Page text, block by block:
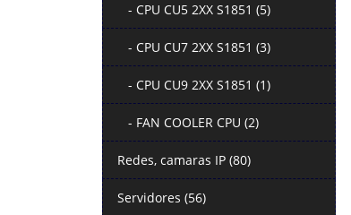
- CPU CU5 2XX S1851 (5)
- CPU CU7 2XX S1851 (3)
- CPU CU9 2XX S1851 (1)
- FAN COOLER CPU (2)
Redes, camaras IP (80)
Servidores (56)